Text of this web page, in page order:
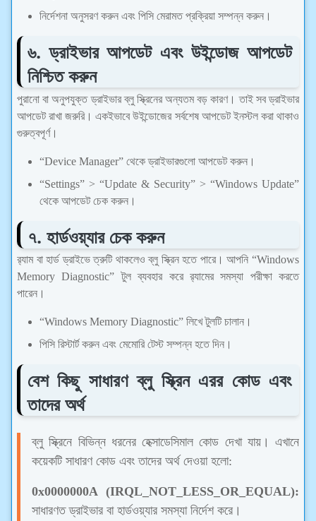
নির্দেশনা অনুসরণ করুন এবং পিসি মেরামত প্রক্রিয়া সম্পন্ন করুন।
৬. ড্রাইভার আপডেট এবং উইন্ডোজ আপডেট
নিশ্চিত করুন
পুরানো বা অনুপযুক্ত ড্রাইভার ব্লু স্ক্রিনের অন্যতম বড় কারণ। তাই সব ড্রাইভার
আপডেট রাখা জরুরি। একইভাবে উইন্ডোজের সর্বশেষ আপডেট ইনস্টল করা থাকাও
গুরুত্বপূর্ণ।
“Device Manager” থেকে ড্রাইভারগুলো আপডেট করুন।
“Settings” > “Update & Security” > “Windows Update”
থেকে আপডেট চেক করুন।
৭. হার্ডওয়্যার চেক করুন
র‍্যাম বা হার্ড ড্রাইভে ত্রুটি থাকলেও ব্লু স্ক্রিন হতে পারে। আপনি “Windows
Memory Diagnostic” টুল ব্যবহার করে র‍্যামের সমস্যা পরীক্ষা করতে
পারেন।
“Windows Memory Diagnostic” লিখে টুলটি চালান।
পিসি রিস্টার্ট করুন এবং মেমোরি টেস্ট সম্পন্ন হতে দিন।
বেশ কিছু সাধারণ ব্লু স্ক্রিন এরর কোড এবং
তাদের অর্থ
ব্লু স্ক্রিনে বিভিন্ন ধরনের হেক্সাডেসিমাল কোড দেখা যায়। এখানে
কয়েকটি সাধারণ কোড এবং তাদের অর্থ দেওয়া হলো:
0x0000000A (IRQL_NOT_LESS_OR_EQUAL):
সাধারণত ড্রাইভার বা হার্ডওয়্যার সমস্যা নির্দেশ করে।